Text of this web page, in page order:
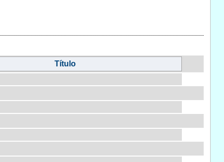
Título